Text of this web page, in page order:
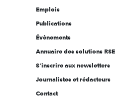
Emplois
Publications
Évènements
Annuaire des solutions RSE
S'inscrire aux newsletters
Journalistes et rédacteurs
Contact